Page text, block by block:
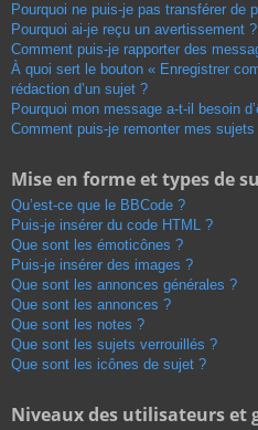
Pourquoi ne puis-je pas transférer de
Pourquoi ai-je reçu un avertissement ?
Comment puis-je rapporter des
À quoi sert le bouton « Enregistrer
rédaction d’un sujet ?
Pourquoi mon message a-t-il besoin
Comment puis-je remonter mes sujets
Mise en forme et types de
Qu’est-ce que le BBCode ?
Puis-je insérer du code HTML ?
Que sont les émoticônes ?
Puis-je insérer des images ?
Que sont les annonces générales ?
Que sont les annonces ?
Que sont les notes ?
Que sont les sujets verrouillés ?
Que sont les icônes de sujet ?
Niveaux des utilisateurs et